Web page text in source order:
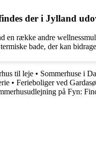
der i Jylland
en række andre
bade, der kan
til leje • Sommerhuse i
• Ferieboliger ved
på Fyn: